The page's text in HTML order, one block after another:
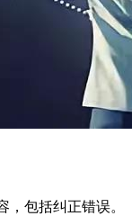
包括纠正错误。